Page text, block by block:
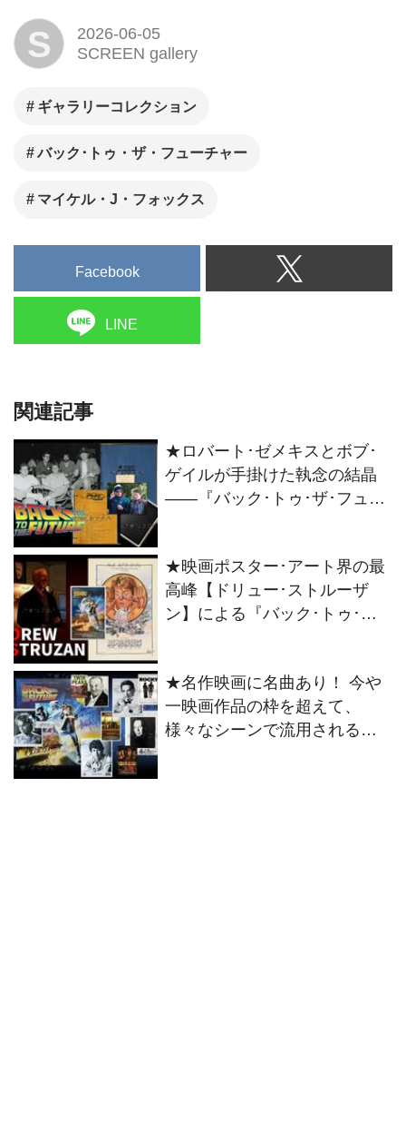
力、シリーズのタイム・パラド
舞台裏まで徹底解説。作品世界
携の40周年記念保存版です。
ャーズの消極的な予算と限られ
日どこかで」（監督／ヤノッ
シーモア）は、全米における劇
から軒並み酷評を受けて興行成
績も振るわない結果に終わっ
た。日本においても1月31日
では2月に入ってから「ザナド
国内におけるプロモーションも
手薄であったこ...
S
2026-06-05
SCREEN gallery
ギャラリーコレクション
バック･トゥ・ザ・フューチャー
マイケル・J・フォックス
Facebook
LINE
関連記事
★ロバート･ゼメキスとボブ･
ゲイルが手掛けた執念の結晶
——『バック･トゥ･ザ･フュー
ャラリーへ追加！
★映画ポスター･アート界の最
高峰【ドリュー･ストルーザ
ン】による『バック･トゥ･ザ･
リー･コレクションに追加。
★名作映画に名曲あり！ 今や
一映画作品の枠を超えて、
様々なシーンで流用されるテ